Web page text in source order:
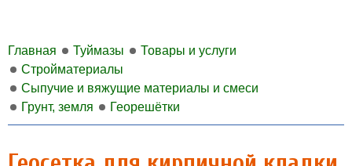
Главная Туймазы
Товары и услуги
Стройматериалы
Сыпучие и вяжущие материалы и смеси
Грунт, земля
Георешётки